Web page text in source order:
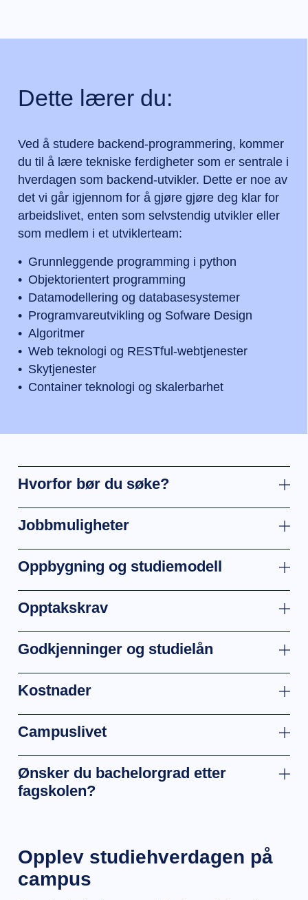
Dette lærer du:
Ved å studere backend-programmering, kommer
du til å lære tekniske ferdigheter som er sentrale i
hverdagen som backend-utvikler. Dette er noe av
det vi går igjennom for å gjøre gjøre deg klar for
arbeidslivet, enten som selvstendig utvikler eller
som medlem i et utviklerteam:
Grunnleggende programming i python
Objektorientert programming
Datamodellering og databasesystemer
Programvareutvikling og Sofware Design
Algoritmer
Web teknologi og RESTful-webtjenester
Skytjenester
Container teknologi og skalerbarhet
Hvorfor bør du søke?
Jobbmuligheter
Oppbygning og studiemodell
Opptakskrav
Godkjenninger og studielån
Kostnader
Campuslivet
Ønsker du bachelorgrad etter
fagskolen?
Opplev studiehverdagen på
campus